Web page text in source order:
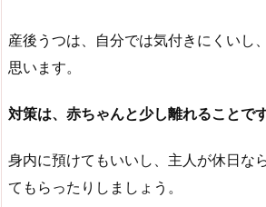
産後うつは、自分では気付きにくいし
思います。
対策は、赤ちゃんと少し離れることです
身内に預けてもいいし、主人が休日な
てもらったりしましょう。